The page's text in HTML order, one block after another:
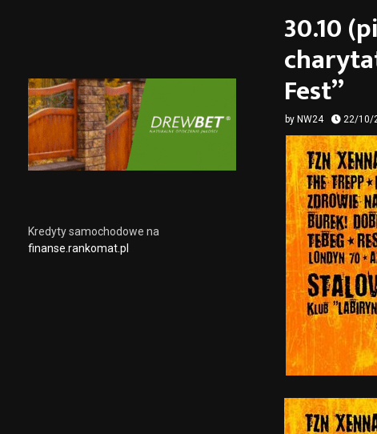
30.10
Fest”
by NW24 22/10/
Kredyty samochodowe na
finanse.rankomat.pl